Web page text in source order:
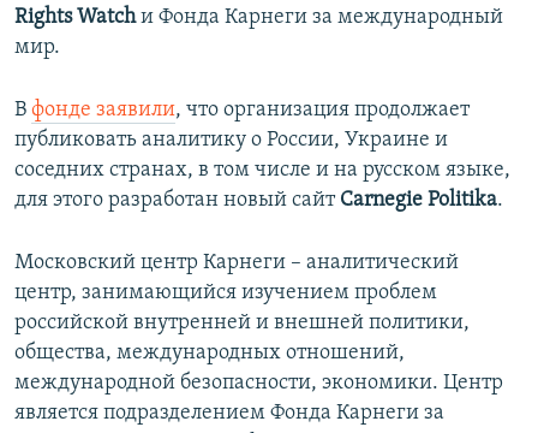
УКРАИНСКАЯ ПРОБЛЕМА КРЫМА
Все сайты RFE/RL
Rights Watchи Фонда Карнеги за международный
мир.
В фонде заявили, что организация продолжает
публиковать аналитику о России, Украине и
соседних странах, в том числе и на русском языке,
для этого разработан новый сайт Carnegie Politika.
Московский центр Карнеги – аналитический
центр, занимающийся изучением проблем
российской внутренней и внешней политики,
общества, международных отношений,
международной безопасности, экономики. Центр
является подразделением Фонда Карнеги за